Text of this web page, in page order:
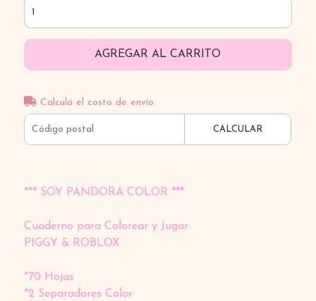
AGREGAR AL CARRITO
Calculá el costo de envío
CALCULAR
*** SOY PANDORA COLOR ***
Cuaderno para Colorear y Jugar
PIGGY & ROBLOX
*70 Hojas
*2 Separadores Color